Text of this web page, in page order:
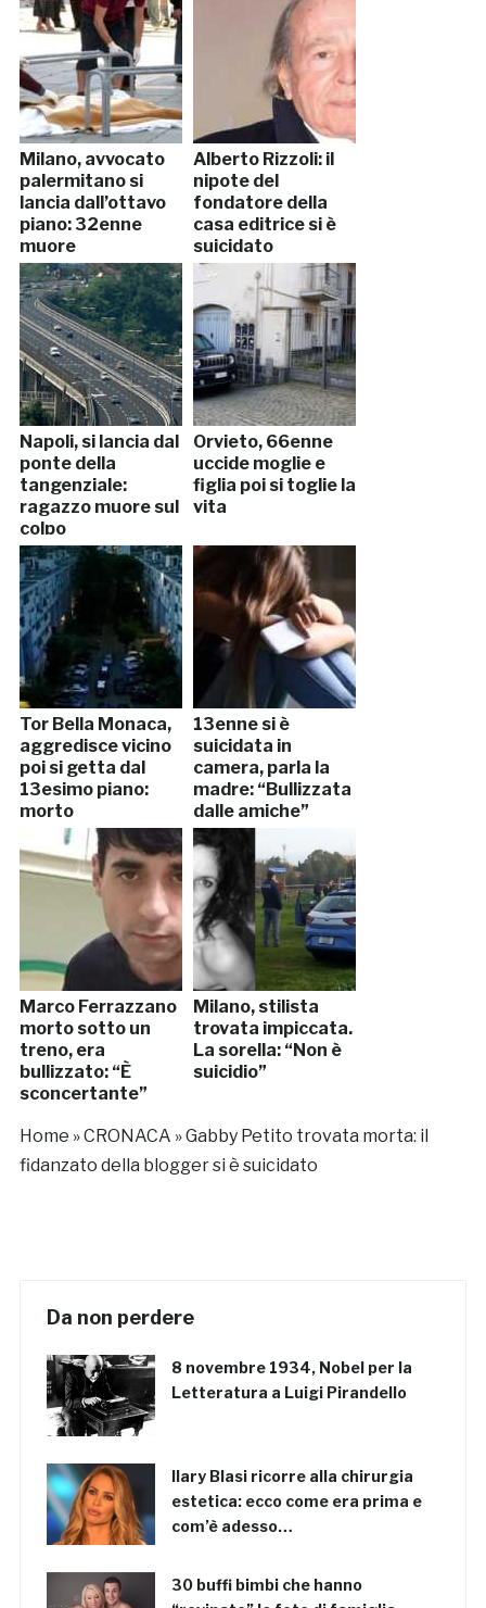
mondo
Milano, avvocato
palermitano si
lancia dall’ottavo
piano: 32enne
muore
Alberto Rizzoli: il
nipote del
fondatore della
casa editrice si è
suicidato
Napoli, si lancia dal
ponte della
tangenziale:
ragazzo muore sul
colpo
Orvieto, 66enne
uccide moglie e
figlia poi si toglie la
vita
Tor Bella Monaca,
aggredisce vicino
poi si getta dal
13esimo piano:
morto
13enne si è
suicidata in
camera, parla la
madre: “Bullizzata
dalle amiche”
Marco Ferrazzano
morto sotto un
treno, era
bullizzato: “È
sconcertante”
Milano, stilista
trovata impiccata.
La sorella: “Non è
suicidio”
Home »CRONACA »Gabby Petito trovata morta: il
fidanzato della blogger si è suicidato
Da non perdere
8 novembre 1934, Nobel per la
Letteratura a Luigi Pirandello
Ilary Blasi ricorre alla chirurgia
estetica: ecco come era prima e
com’è adesso…
30 buffi bimbi che hanno